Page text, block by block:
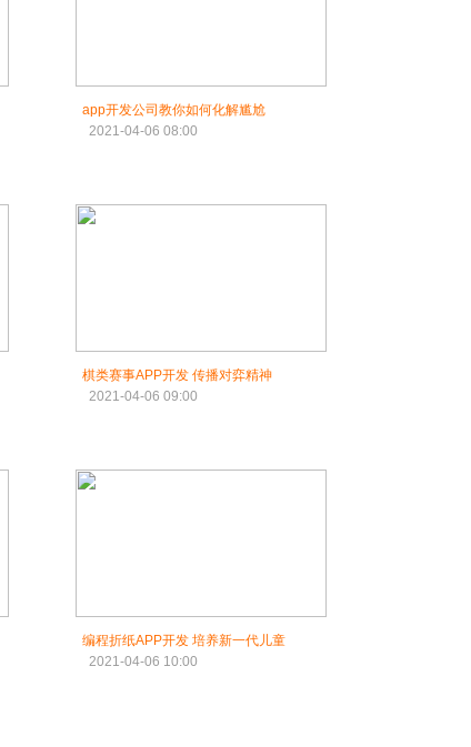
app开发公司教你如何化解尴尬
2021-04-06 08:00
棋类赛事APP开发 传播对弈精神
2021-04-06 09:00
编程折纸APP开发 培养新一代儿童
2021-04-06 10:00